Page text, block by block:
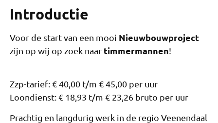
Introductie
Voor de start van een mooi Nieuwbouwproject
zijn op wij op zoek naar timmermannen!
Zzp-tarief: € 40,00 t/m € 45,00 per uur
Loondienst: € 18,93 t/m € 23,26 bruto per uur
Prachtig en langdurig werk in de regio Veenendaal